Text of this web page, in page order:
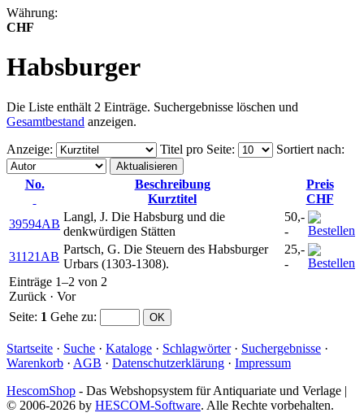
Währung:
CHF
Habsburger
Die Liste enthält 2 Einträge. Suchergebnisse löschen und
Gesamtbestand anzeigen.
Anzeige: Titel pro Seite: Sortiert nach:
No.
Beschreibung
Kurztitel
Preis
CHF
39594AB
Langl, J. Die Habsburg und die
denkwürdigen Stätten
50,-
-
31121AB
Partsch, G. Die Steuern des Habsburger
Urbars (1303-1308).
25,-
-
Einträge 1–2 von 2
Zurück · Vor
Seite: 1 Gehe zu:
Startseite · Suche · Kataloge · Schlagwörter· Suchergebnisse ·
Warenkorb · AGB · Datenschutzerklärung · Impressum
HescomShop - Das Webshopsystem für Antiquariate und Verlage |
© 2006-2026 by HESCOM-Software. Alle Rechte vorbehalten.